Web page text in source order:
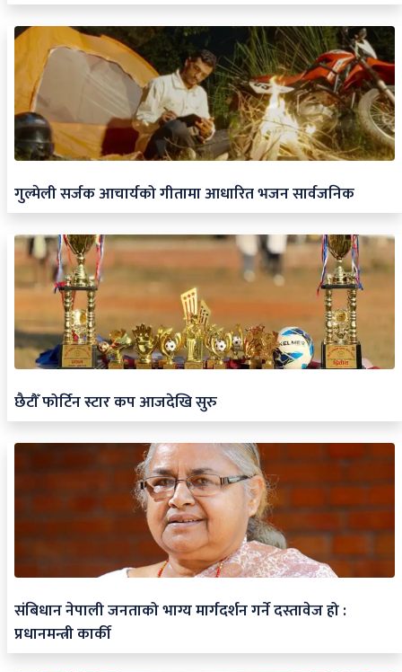
गुल्मेली सर्जक आचार्यको गीतामा आधारित भजन सार्वजनिक
छैटौँ फोर्टिन स्टार कप आजदेखि सुरु
संबिधान नेपाली जनताको भाग्य मार्गदर्शन गर्ने दस्तावेज हो :
प्रधानमन्त्री कार्की